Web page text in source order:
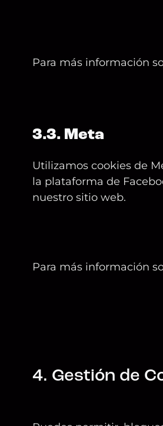
Para más información
3.3. Meta
Utilizamos cookies de
la plataforma de
nuestro sitio web.
Para más información
4. Gestión de